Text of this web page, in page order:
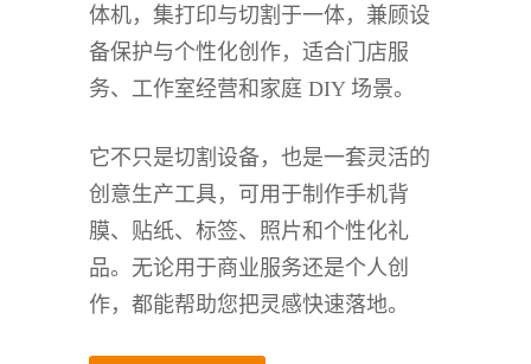
体机，集打印与切割于一体，兼顾设
备保护与个性化创作，适合门店服
务、工作室经营和家庭 DIY 场景。
它不只是切割设备，也是一套灵活的
创意生产工具，可用于制作手机背
膜、贴纸、标签、照片和个性化礼
品。无论用于商业服务还是个人创
作，都能帮助您把灵感快速落地。